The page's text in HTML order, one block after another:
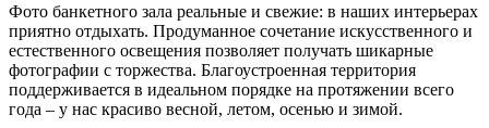
Фото банкетного зала реальные и свежие: в наших интерьерах
приятно отдыхать. Продуманное сочетание искусственного и
естественного освещения позволяет получать шикарные
фотографии с торжества. Благоустроенная территория
поддерживается в идеальном порядке на протяжении всего
года – у нас красиво весной, летом, осенью и зимой.